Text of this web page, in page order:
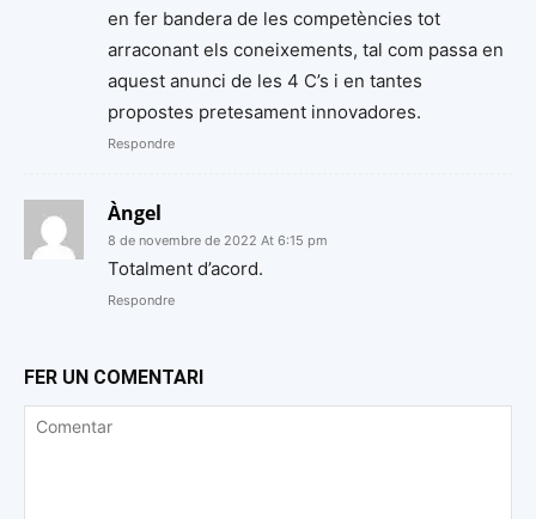
en fer bandera de les competències tot
arraconant els coneixements, tal com passa en
aquest anunci de les 4 C’s i en tantes
propostes pretesament innovadores.
Respondre
Àngel
8 de novembre de 2022 At 6:15 pm
Totalment d’acord.
Respondre
FER UN COMENTARI